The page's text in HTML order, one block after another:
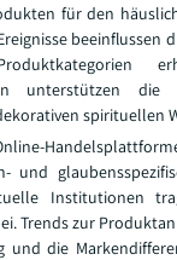
für den
beeinflussen
unterstützen die
spirituellen
und
Institutionen
Trends zur
und die